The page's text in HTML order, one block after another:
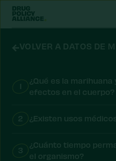
VOLVER A DATOS DE
1
¿Qué es la
efectos en el cuerpo?
2 ¿Existen usos
3
¿Cuánto tiempo
el organismo?